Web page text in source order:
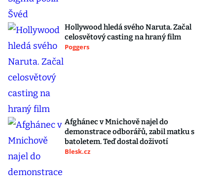
Hollywood hledá svého Naruta. Začal
celosvětový casting na hraný film
Poggers
Afghánec v Mnichově najel do
demonstrace odborářů, zabil matku s
batoletem. Teď dostal doživotí
Blesk.cz